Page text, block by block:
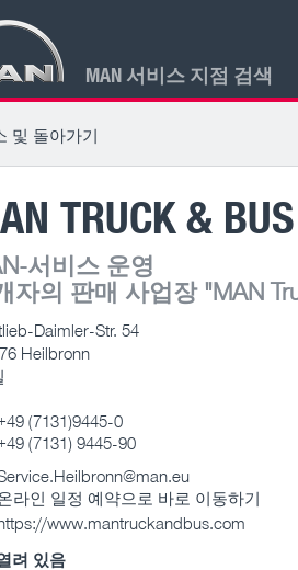
MAN 서비스 지점 검색
및 돌아가기
TRUCK &
서비스 운영
자의 판매 사업장"MAN
Daimler-Str. 54
Heilbronn
(7131)9445-0
(7131) 9445-90
라인 일정 예약으로 바로 이동하기
www.mantruckandbus.com
려 있음